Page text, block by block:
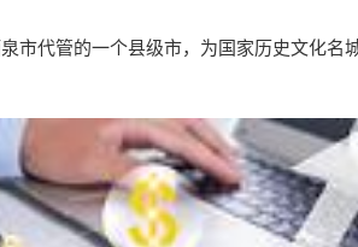
市代管的一个县级市，为国家历史文化名